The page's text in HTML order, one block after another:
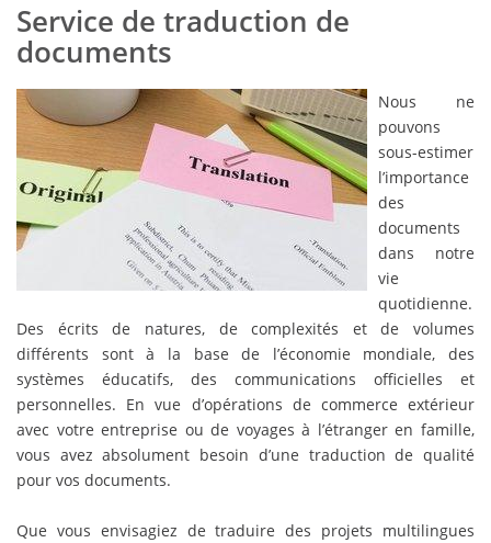
Service de traduction de
documents
Nous ne
pouvons
sous-estimer
l’importance
des
documents
dans notre
vie
quotidienne.
Des écrits de natures, de complexités et de volumes
différents sont à la base de l’économie mondiale, des
systèmes éducatifs, des communications officielles et
personnelles. En vue d’opérations de commerce extérieur
avec votre entreprise ou de voyages à l’étranger en famille,
vous avez absolument besoin d’une traduction de qualité
pour vos documents.
Que vous envisagiez de traduire des projets multilingues